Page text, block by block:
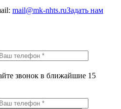
mail@mk-nhts.ruЗадать нам
звонок в ближайшие 15